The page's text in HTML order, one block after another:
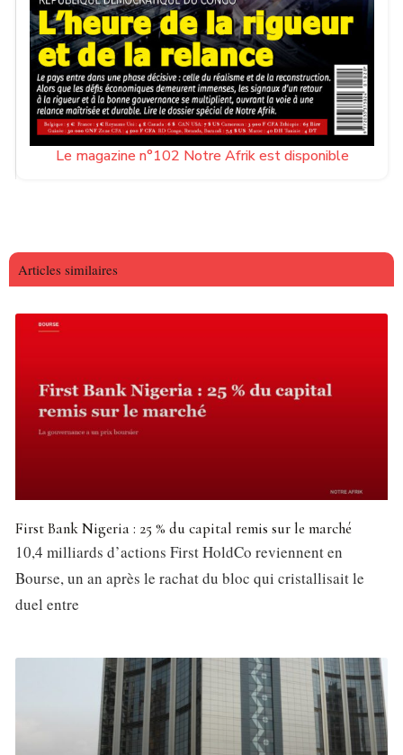
Le magazine n°102 Notre Afrik est disponible
Articles similaires
First Bank Nigeria : 25 % du capital remis sur le marché
10,4 milliards d’actions First HoldCo reviennent en
Bourse, un an après le rachat du bloc qui cristallisait le
duel entre